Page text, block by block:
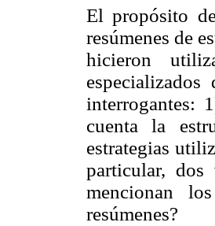
El propósito
resúmenes de
hicieron
interrogantes:
cuenta la
estrategias
particular, dos
mencionan
resúmenes?